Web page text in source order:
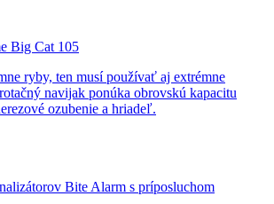
Big Cat 105
ryby, ten musí používať aj extrémne
navijak ponúka obrovskú kapacitu
ozubenie a hriadeľ.
Bite Alarm s príposluchom